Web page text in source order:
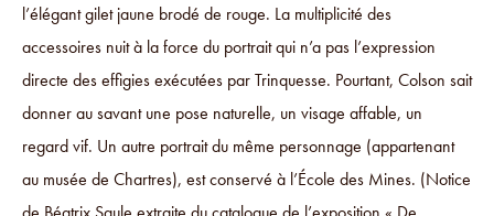
l’élégant gilet jaune brodé de rouge. La multiplicité des
accessoires nuit à la force du portrait qui n’a pas l’expression
directe des effigies exécutées par Trinquesse. Pourtant, Colson sait
donner au savant une pose naturelle, un visage affable, un
regard vif. Un autre portrait du même personnage (appartenant
au musée de Chartres), est conservé à l’École des Mines. (Notice